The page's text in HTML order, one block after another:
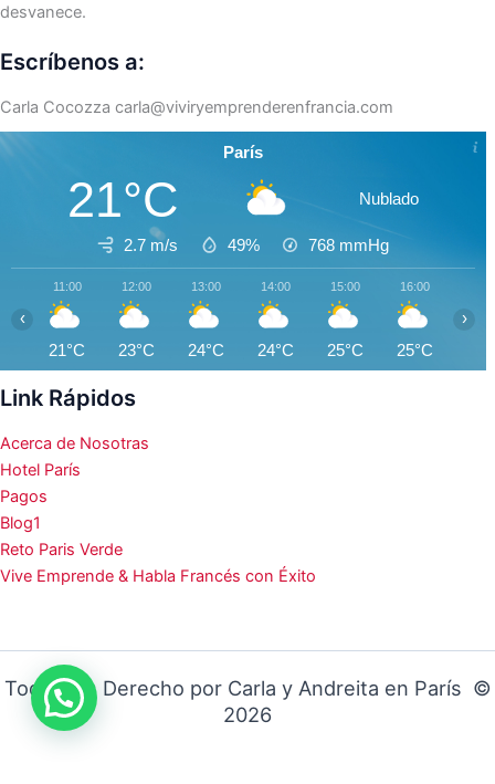
desvanece.
Escríbenos a:
Carla Cocozza carla@viviryemprenderenfrancia.com
París
21°C Nublado
2.7 m/s 49% 768 mmHg
11:00
21°C
12:00
23°C
13:00
24°C
14:00
24°C
15:00
25°C
16:00
25°C
‹ ›
Link Rápidos
Acerca de Nosotras
Hotel París
Pagos
Blog1
Reto Paris Verde
Vive Emprende & Habla Francés con Éxito
Todos los Derecho por Carla y Andreita en París ©
2026